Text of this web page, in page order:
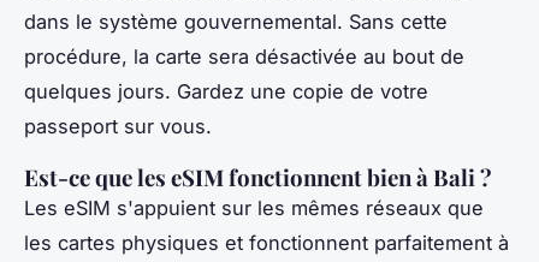
dans le système gouvernemental. Sans cette
procédure, la carte sera désactivée au bout de
quelques jours. Gardez une copie de votre
passeport sur vous.
Est-ce que les eSIM fonctionnent bien à Bali ?
Les eSIM s'appuient sur les mêmes réseaux que
les cartes physiques et fonctionnent parfaitement à